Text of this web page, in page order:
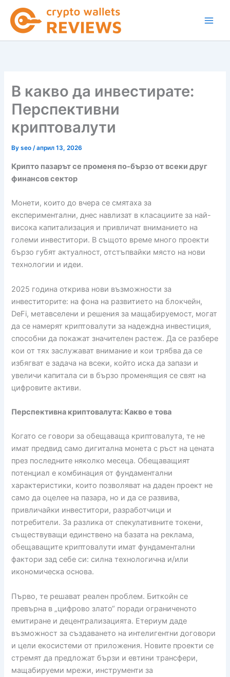
content
В какво да инвестирате:
Перспективни
криптовалути
Byseo/април 13, 2026
Крипто пазарът се променя по-бързо от всеки друг
финансов сектор
Монети, които до вчера се смятаха за
експериментални, днес навлизат в класациите за най-
висока капитализация и привличат вниманието на
големи инвеститори. В същото време много проекти
бързо губят актуалност, отстъпвайки място на нови
технологии и идеи.
2025 година открива нови възможности за
инвеститорите: на фона на развитието на блокчейн,
DeFi, метавселени и решения за мащабируемост, могат
да се намерят криптовалути за надеждна инвестиция,
способни да покажат значителен растеж. Да се ​​разбере
кои от тях заслужават внимание и кои трябва да се
избягват е задача на всеки, който иска да запази и
увеличи капитала си в бързо променящия се свят на
цифровите активи.
Перспективна криптовалута: Какво е това
Когато се говори за обещаваща криптовалута, те не
имат предвид само дигитална монета с ръст на цената
през последните няколко месеца. Обещаващият
потенциал е комбинация от фундаментални
характеристики, които позволяват на даден проект не
само да оцелее на пазара, но и да се развива,
привличайки инвеститори, разработчици и
потребители. За разлика от спекулативните токени,
съществуващи единствено на базата на реклама,
обещаващите криптовалути имат фундаментални
фактори зад себе си: силна технологична и/или
икономическа основа.
Първо, те решават реален проблем. Биткойн се
превърна в „цифрово злато“ поради ограниченото
емитиране и децентрализацията. Етериум даде
възможност за създаването на интелигентни договори
и цели екосистеми от приложения. Новите проекти се
стремят да предложат бързи и евтини трансфери,
мащабируеми мрежи, инструменти за